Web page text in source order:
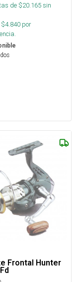
de $20.165sin
$4.840 por
Frontal Hunter